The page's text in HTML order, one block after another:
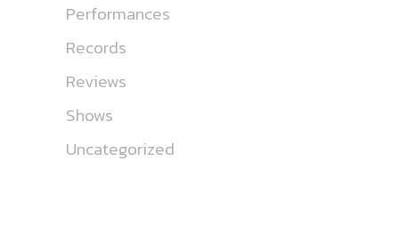
Performances
Records
Reviews
Shows
Uncategorized